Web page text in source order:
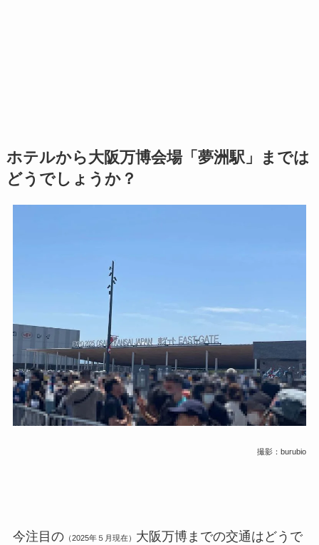
ホテルから大阪万博会場「夢洲駅」までは
どうでしょうか？
撮影：burubio
今注目の（2025年５月現在） 大阪万博までの交通はどうで